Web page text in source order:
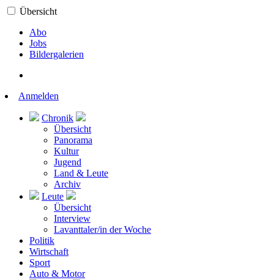
Übersicht
Abo
Jobs
Bildergalerien
Anmelden
Chronik
Übersicht
Panorama
Kultur
Jugend
Land & Leute
Archiv
Leute
Übersicht
Interview
Lavanttaler/in der Woche
Politik
Wirtschaft
Sport
Auto & Motor